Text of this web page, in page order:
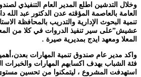
وخلال التدشين اطلع المدير العام التنفيذي
العامة بالعاصمة المؤقته عدن الدكتور عبد
تنمية البحوث الإدارية والتدريب بالمحافظة
عشيش”على سير تنفيذ الدروات في كلا من
المعلا ومعهد ايدج بمديرية صيرة .
واكد مدير عام صندوق تنمية المهارات
فئة الشباب بهدف اكسابهم المهارات والخبرات
استهدفت المشروع ، ليتمكنوا من تحسين